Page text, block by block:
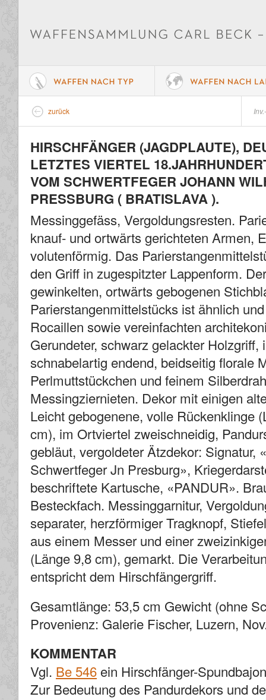
zurück
HIRSCHFÄNGER (JAGDPLAUTE),
LETZTES VIERTEL
VOM SCHWERTFEGER JOHANN
PRESSBURG ( BRATISLAVA ).
Messinggefäss, Vergoldungsresten.
knauf- und ortwärts gerichteten Armen,
volutenförmig. Das
den Griff in zugespitzter Lappenform.
gewinkelten, ortwärts gebogenen
Parierstangenmittelstücks ist ähnlich
Rocaillen sowie vereinfachten
Gerundeter, schwarz gelackter Holzgriff,
schnabelartig endend, beidseitig florale
Perlmuttstückchen und feinem
Messingziernieten. Dekor mit einigen
Leicht gebogenene, volle Rückenklinge
cm), im Ortviertel zweischneidig,
gebläut, vergoldeter Ätzdekor: Signatur,
Schwertfeger Jn Presburg»,
beschriftete Kartusche, «PANDUR».
Besteckfach. Messinggarnitur,
separater, herzförmiger Tragknopf,
aus einem Messer und einer
(Länge 9,8 cm), gemarkt. Die
entspricht dem Hirschfängergriff.
Gesamtlänge: 53,5 cm Gewicht (ohne
Provenienz: Galerie Fischer, Luzern,
KOMMENTAR
Vgl. Be 546 ein Hirschfänger-
Zur Bedeutung des Pandurdekors und